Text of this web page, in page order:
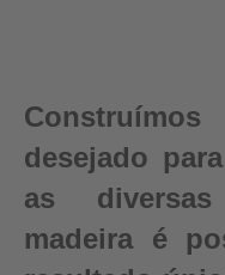
desejado
as
madeira é